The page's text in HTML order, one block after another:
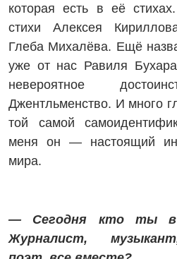
которая есть в её
стихи Алексея
Глеба Михалёва. Ещё
уже от нас Равиля
невероятное
Джентльменство. И много
той самой
меня он — настоящий
мира.
— Сегодня кто ты в
Журналист,